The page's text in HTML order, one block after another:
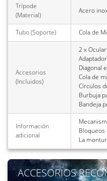
Trípode
(Material)
Acero
Tubo (Soporte) Cola de
Accesorios
(Incluidos)
2 x
Diagonal
Cola de
Círculos
Burbuja
Bandeja
Información
adicional
Bloqueos
La
ACCESORIOS